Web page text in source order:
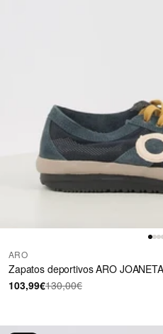
ARO
Zapatos deportivos ARO
103,99€130,00€